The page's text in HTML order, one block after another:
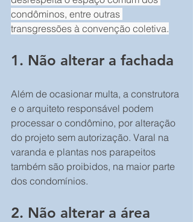
condôminos, entre outras
transgressões à convenção coletiva.
1. Não alterar a fachada
Além de ocasionar multa, a construtora
e o arquiteto responsável podem
processar o condômino, por alteração
do projeto sem autorização. Varal na
varanda e plantas nos parapeitos
também são proibidos, na maior parte
dos condomínios.
2. Não alterar a área